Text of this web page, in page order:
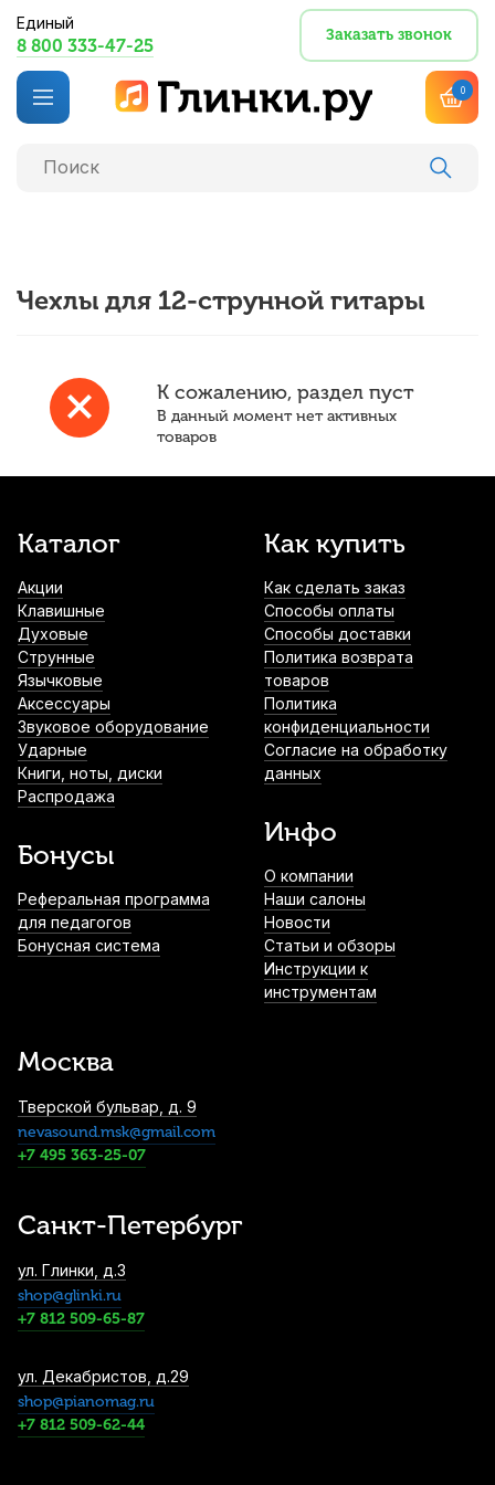
Единый
8 800 333-47-25
Заказать звонок
0
Чехлы для 12-струнной гитары
К сожалению, раздел пуст
В данный момент нет активных
товаров
Каталог
Акции
Клавишные
Духовые
Струнные
Язычковые
Аксессуары
Звуковое оборудование
Ударные
Книги, ноты, диски
Распродажа
Бонусы
Реферальная программа
для педагогов
Бонусная система
Как купить
Как сделать заказ
Способы оплаты
Способы доставки
Политика возврата
товаров
Политика
конфиденциальности
Согласие на обработку
данных
Инфо
О компании
Наши салоны
Новости
Статьи и обзоры
Инструкции к
инструментам
Москва
Тверской бульвар, д. 9
nevasound.msk@gmail.com
+7 495 363-25-07
Санкт-Петербург
ул. Глинки, д.3
shop@glinki.ru
+7 812 509-65-87
ул. Декабристов, д.29
shop@pianomag.ru
+7 812 509-62-44